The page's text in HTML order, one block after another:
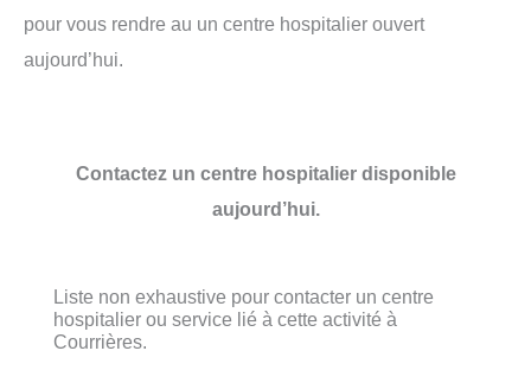
pour vous rendre au un centre hospitalier ouvert
aujourd’hui.
Contactez un centre hospitalier disponible
aujourd’hui.
Liste non exhaustive pour contacter un centre
hospitalier ou service lié à cette activité à
Courrières.